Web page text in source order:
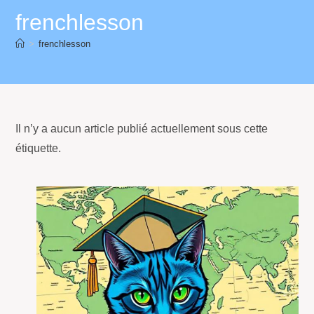
frenchlesson
> frenchlesson
Il n’y a aucun article publié actuellement sous cette
étiquette.